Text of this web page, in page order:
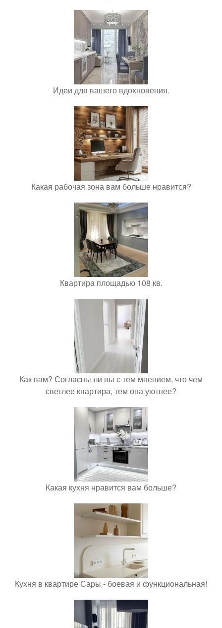
Идеи для вашего вдохновения.
Какая рабочая зона вам больше нравится?
Квартира площадью 108 кв.
Как вам? Согласны ли вы с тем мнением, что чем
светлее квартира, тем она уютнее?
Какая кухня нравится вам больше?
Кухня в квартире Сары - боевая и функциональная!